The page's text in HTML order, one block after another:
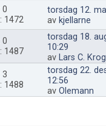
0
1472
torsdag 12.
av kjellarne
0
1487
torsdag 18.
10:29
av Lars C.
3
1488
torsdag 22.
12:56
av Olemann